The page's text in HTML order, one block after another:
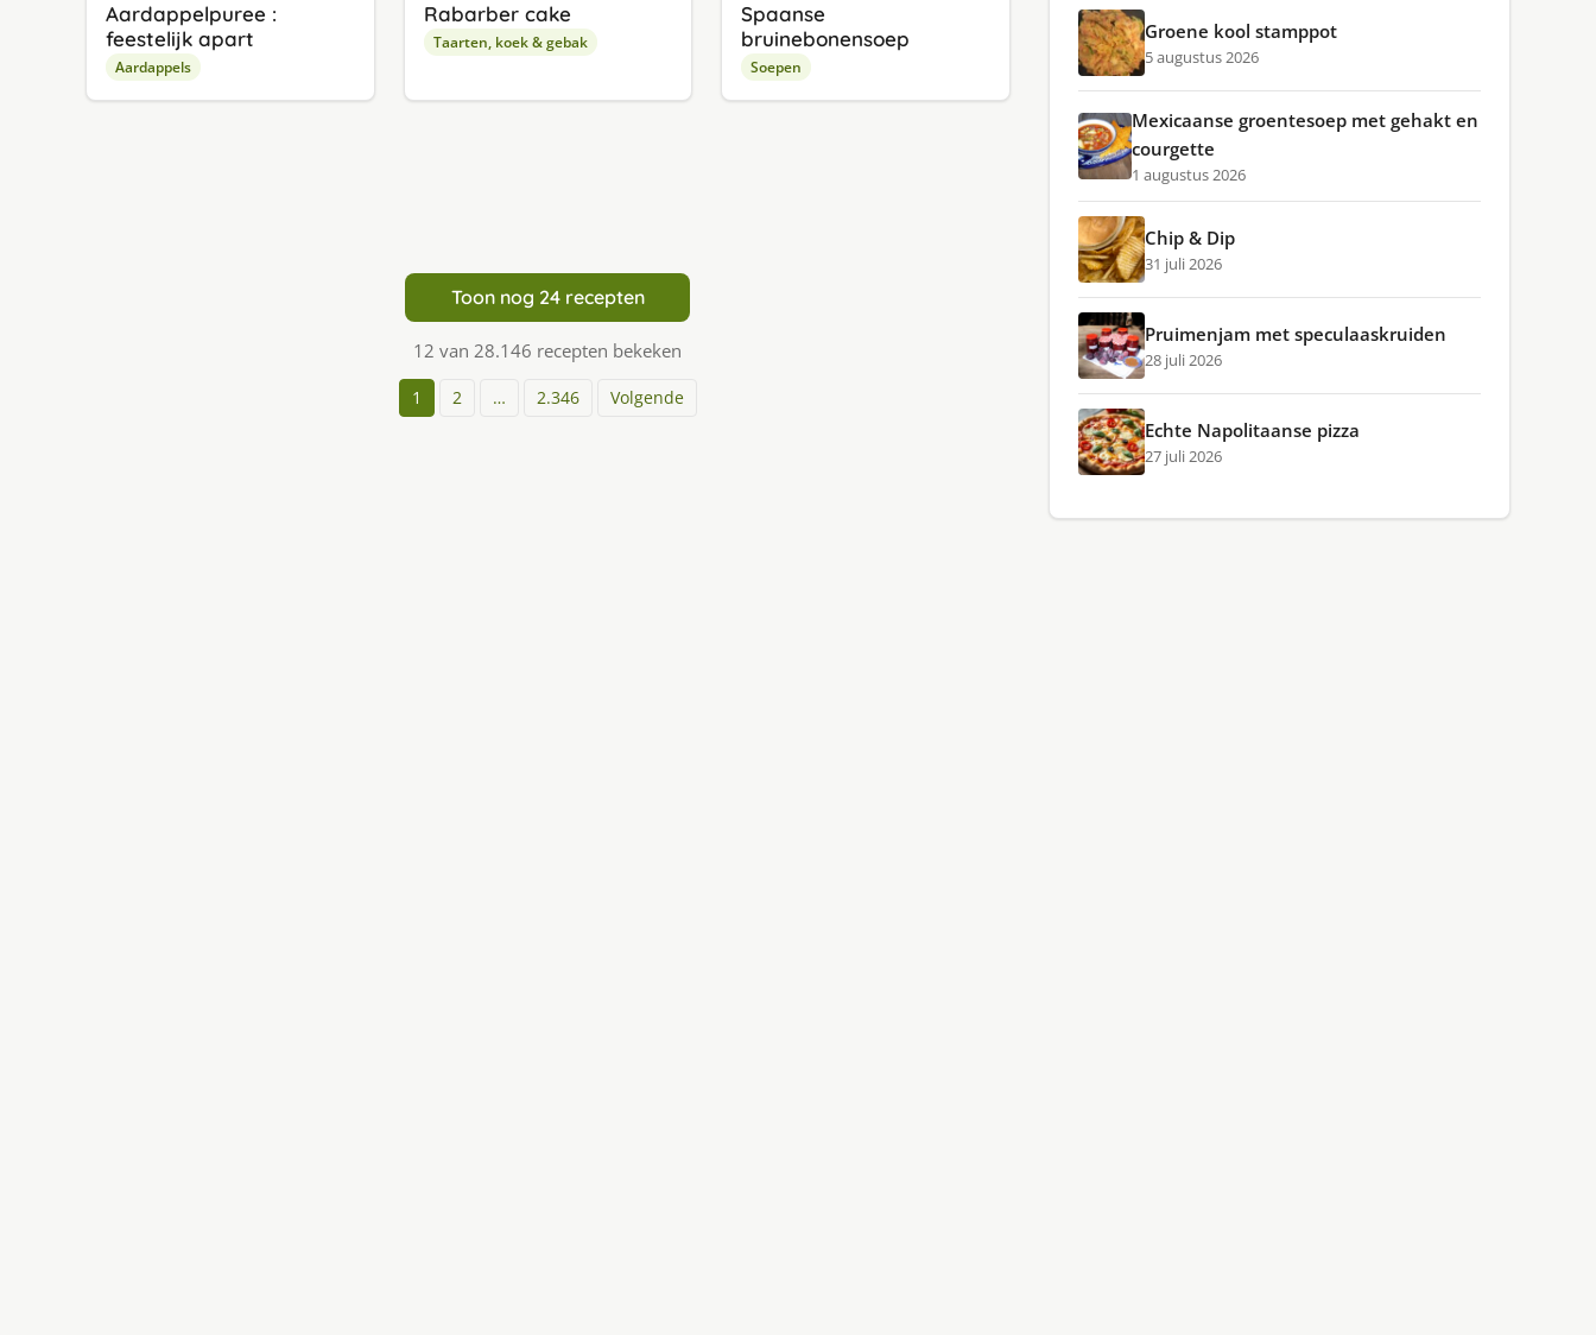
Aardappelpuree :
feestelijk apart
Aardappels
Rabarber cake
Taarten, koek & gebak
Spaanse
bruinebonensoep
Soepen
Toon nog 24 recepten
12 van 28.146 recepten bekeken
1 2 … 2.346 Volgende
Groene kool stamppot
5 augustus 2026
Mexicaanse groentesoep met gehakt en
courgette
1 augustus 2026
Chip & Dip
31 juli 2026
Pruimenjam met speculaaskruiden
28 juli 2026
Echte Napolitaanse pizza
27 juli 2026